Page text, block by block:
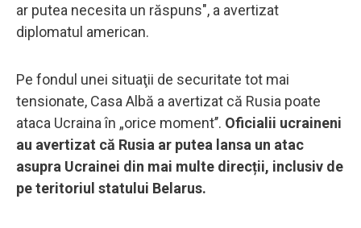
ar putea necesita un răspuns", a avertizat
diplomatul american.
Pe fondul unei situaţii de securitate tot mai
tensionate, Casa Albă a avertizat că Rusia poate
ataca Ucraina în „orice moment’’. Oficialii ucraineni
au avertizat că Rusia ar putea lansa un atac
asupra Ucrainei din mai multe direcții, inclusiv de
pe teritoriul statului Belarus.